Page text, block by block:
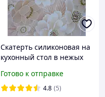
Скатерть силиконовая на
кухонный стол в нежых
Готово к отправке
4.8 (5)